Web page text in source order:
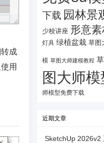
成
用
下载 园林景
少校讲座 形意
灯具 绿植盆栽 草图
模 草图大师建模教程
图大师
师模型免费下载
近期文章
SketchUp 2026v2